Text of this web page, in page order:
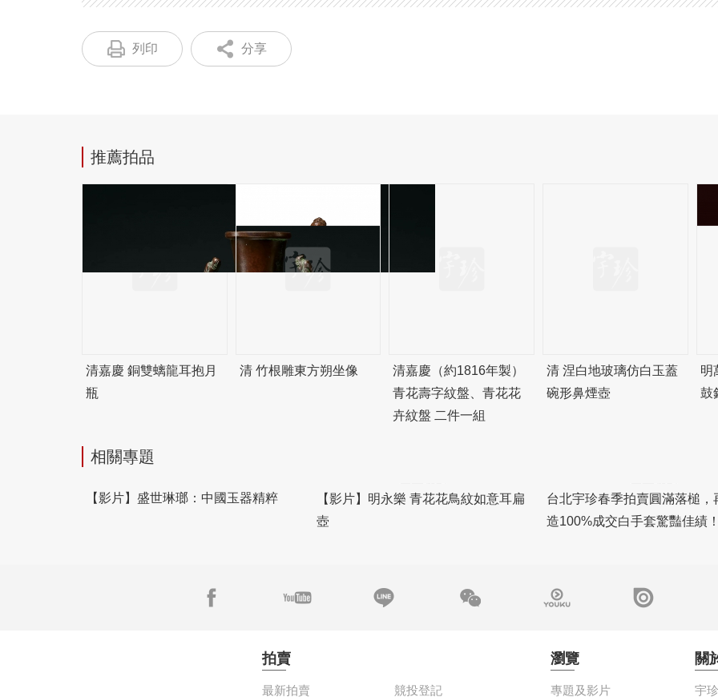
列印 分享
推薦拍品
清嘉慶 銅雙螭龍耳抱月
瓶
清 竹根雕東方朔坐像
清嘉慶（約1816年製）
青花壽字紋盤、青花花
卉紋盤 二件一組
清 涅白地玻璃仿白玉蓋
碗形鼻煙壺
明
鼓
相關專題
【影片】盛世琳瑯：中國玉器精粹
【影片】明永樂 青花花鳥紋如意耳扁
壺
台北宇珍春季拍賣圓滿落槌，
造100%成交白手套驚豔佳績
拍賣
最新拍賣 競投登記
瀏覽
專題及影片
關
宇